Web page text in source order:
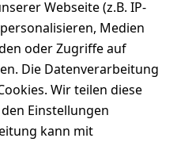
Webseite (z.B. IP-
Medien
oder Zugriffe auf
Die Datenverarbeitung
Wir teilen diese
Einstellungen
kann mit
e
i
s